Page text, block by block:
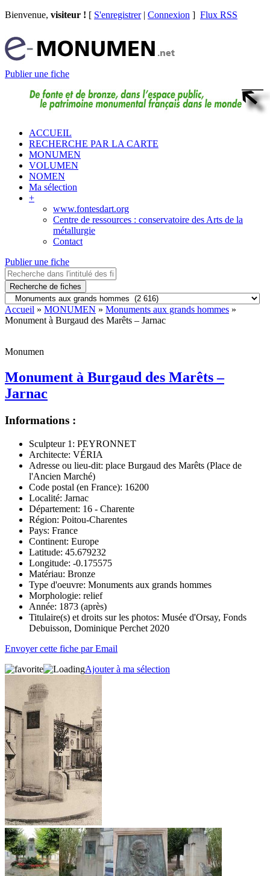
Bienvenue, visiteur ! [ S'enregistrer| Connexion ] Flux RSS
Publier une fiche
ACCUEIL
RECHERCHE PAR LA CARTE
MONUMEN
VOLUMEN
NOMEN
Ma sélection
+
www.fontesdart.org
Centre de ressources : conservatoire des Arts de la
métallurgie
Contact
Publier une fiche
Recherche de fiches
Accueil » MONUMEN » Monuments aux grands hommes »
Monument à Burgaud des Marêts – Jarnac
Monumen
Monument à Burgaud des Marêts –
Jarnac
Informations :
Sculpteur 1: PEYRONNET
Architecte: VÉRIA
Adresse ou lieu-dit: place Burgaud des Marêts (Place de
l'Ancien Marché)
Code postal (en France): 16200
Localité: Jarnac
Département: 16 - Charente
Région: Poitou-Charentes
Pays: France
Continent: Europe
Latitude: 45.679232
Longitude: -0.175575
Matériau: Bronze
Type d'oeuvre: Monuments aux grands hommes
Morphologie: relief
Année: 1873 (après)
Titulaire(s) et droits sur les photos: Musée d'Orsay, Fonds
Debuisson, Dominique Perchet 2020
Envoyer cette fiche par Email
Ajouter à ma sélection